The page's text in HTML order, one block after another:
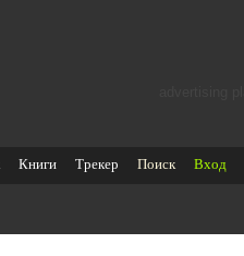
Книги Трекер Поиск Вход